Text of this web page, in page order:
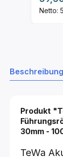
Netto:
Beschreibung
Produkt
30mm -
TeWa